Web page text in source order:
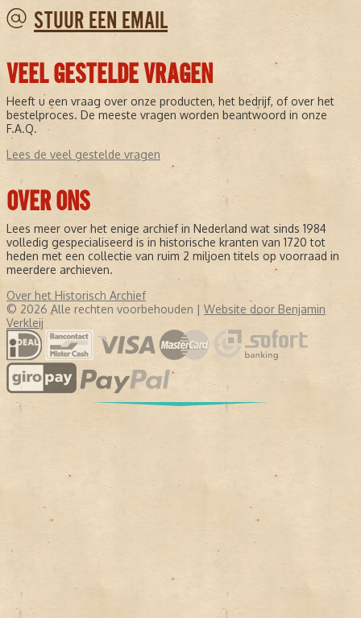
STUUR EEN EMAIL
VEEL GESTELDE VRAGEN
Heeft u een vraag over onze producten, het bedrijf, of over het
bestelproces. De meeste vragen worden beantwoord in onze
F.A.Q.
Lees de veel gestelde vragen
OVER ONS
Lees meer over het enige archief in Nederland wat sinds 1984
volledig gespecialiseerd is in historische kranten van 1720 tot
heden met een collectie van ruim 2 miljoen titels op voorraad in
meerdere archieven.
Over het Historisch Archief
© 2026 Alle rechten voorbehouden | Website door Benjamin
Verkleij